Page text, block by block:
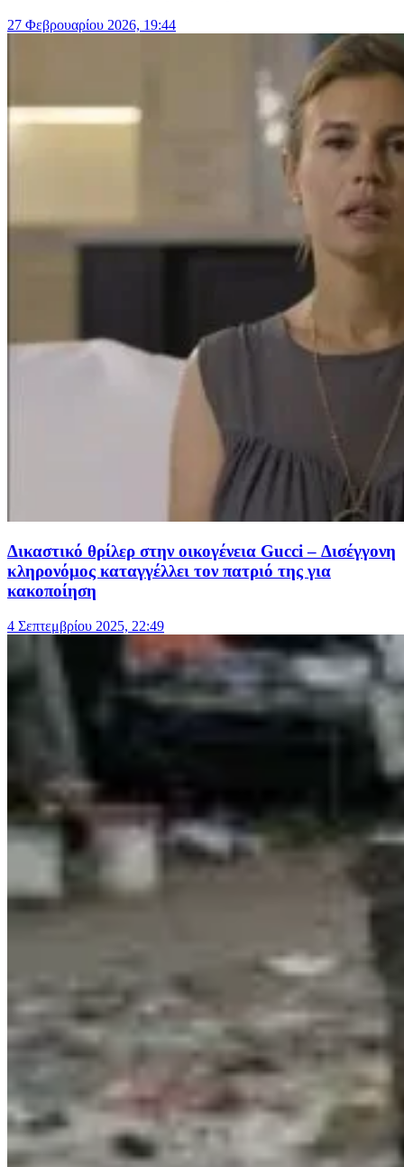
27 Φεβρουαρίου 2026, 19:44
Δικαστικό θρίλερ στην οικογένεια Gucci – Δισέγγονη
κληρονόμος καταγγέλλει τον πατριό της για
κακοποίηση
4 Σεπτεμβρίου 2025, 22:49